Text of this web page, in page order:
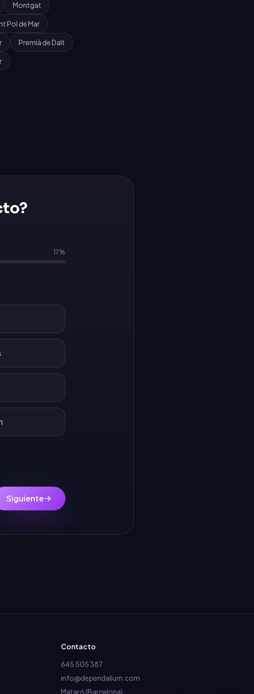
Montgat
Pol de Mar
Premià de Dalt
17%
Siguiente
Contacto
645 505 387
info@dependalium.com
Mataró (Barcelona)